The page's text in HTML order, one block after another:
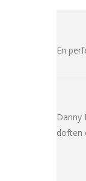
En
Danny
doften